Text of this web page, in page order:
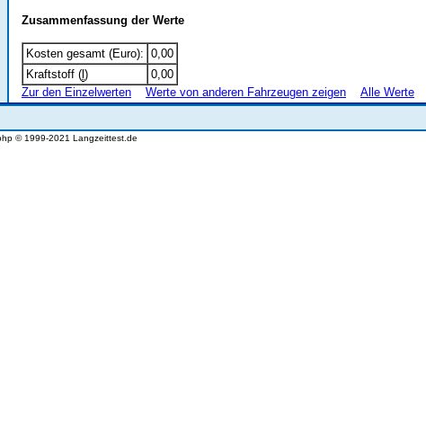
Zusammenfassung der Werte
Kosten gesamt (Euro): 0,00
Kraftstoff ( )
0,00
Zur den Einzelwerten
Werte von anderen Fahrzeugen zeigen Alle Werte
© 1999-2021 Langzeittest.de